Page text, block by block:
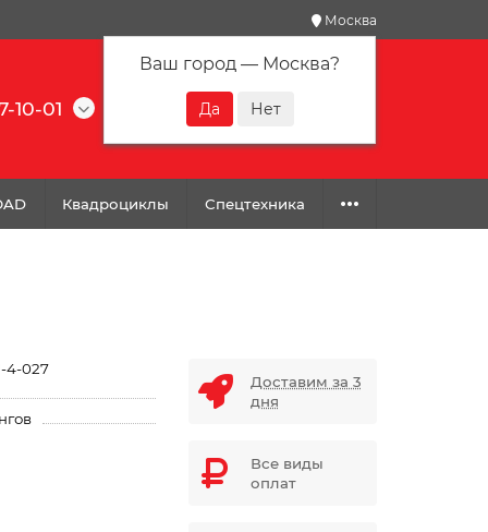
Москва
Ваш город — Москва?
10-01
Квадроциклы Спецтехника
4-027
Доставим за 3
дня
Все виды
оплат